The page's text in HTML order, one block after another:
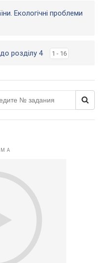
Екологічні проблеми
розділу 4 1 - 16